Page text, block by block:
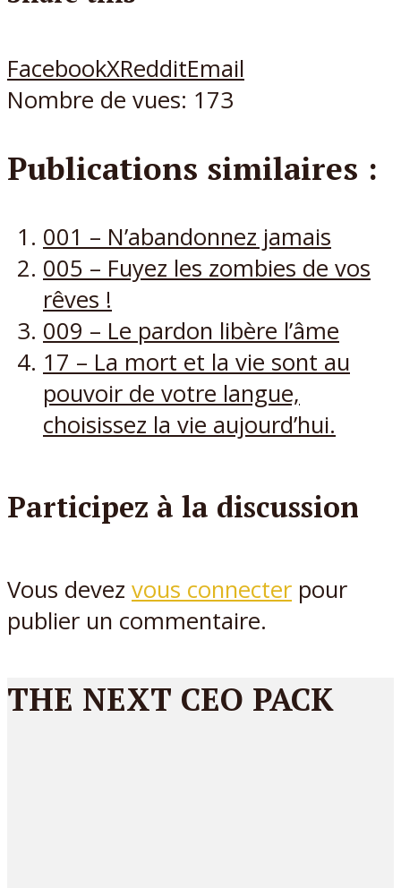
FacebookXRedditEmail
Nombre de vues: 173
Publications similaires :
001 – N’abandonnez jamais
005 – Fuyez les zombies de vos
rêves !
009 – Le pardon libère l’âme
17 – La mort et la vie sont au
pouvoir de votre langue,
choisissez la vie aujourd’hui.
Participez à la discussion
Vous devez vous connecter pour
publier un commentaire.
THE NEXT CEO PACK